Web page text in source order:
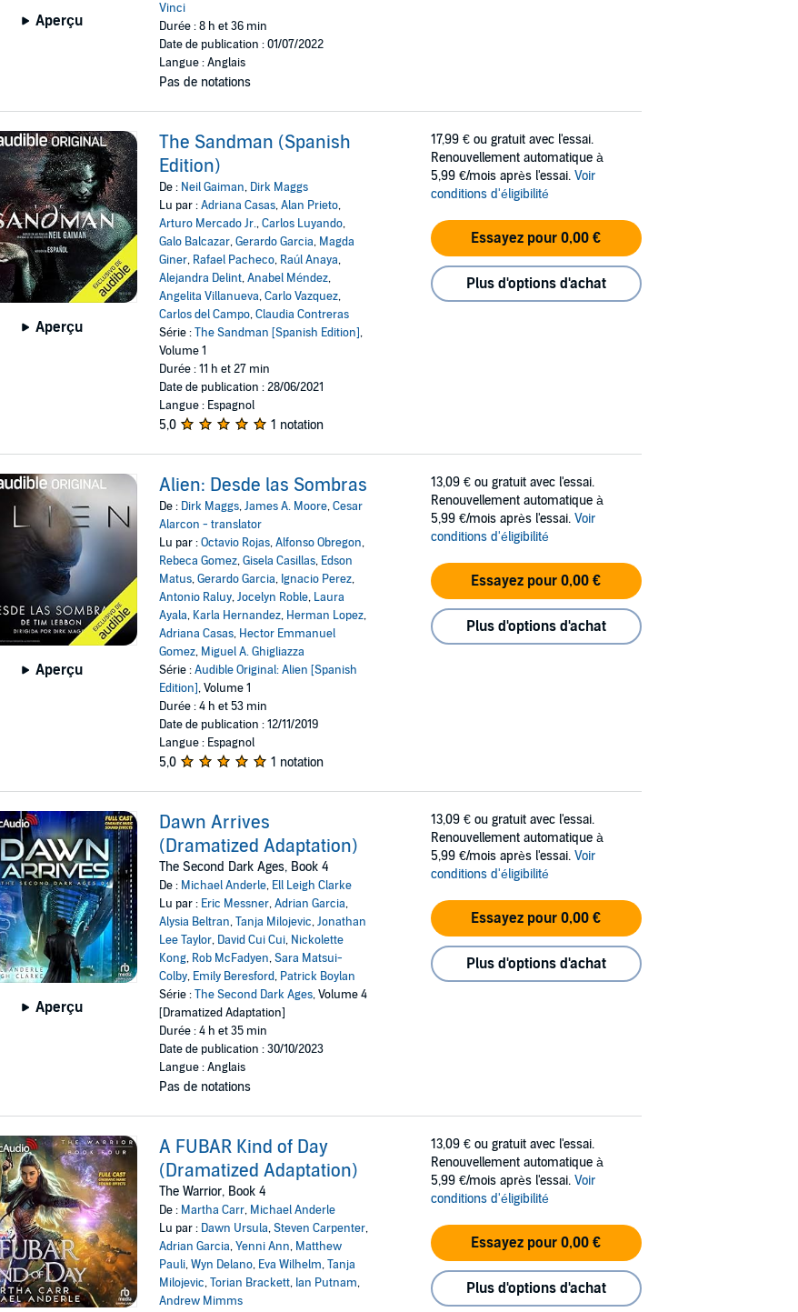
Aperçu
Vinci
Durée : 8 h et 36 min
Date de publication : 01/07/2022
Langue : Anglais
Pas de notations
Aperçu
The Sandman (Spanish
Edition)
De : Neil Gaiman, Dirk Maggs
Lu par :Adriana Casas,Alan Prieto,
Arturo Mercado Jr.,Carlos Luyando,
Galo Balcazar,Gerardo Garcia, Magda
Giner, Rafael Pacheco, Raúl Anaya,
Alejandra Delint,Anabel Méndez,
Angelita Villanueva,Carlo Vazquez,
Carlos del Campo,Claudia Contreras
Série :The Sandman [Spanish Edition],
Volume 1
Durée : 11 h et 27 min
Date de publication : 28/06/2021
Langue : Espagnol
5,0 1 notation
17,99 € ou gratuit avec l'essai.
Renouvellement automatique à
5,99 €/mois après l'essai. Voir
conditions d'éligibilité
Essayez pour 0,00 €
Plus d'options d'achat
Aperçu
Alien: Desde las Sombras
De : Dirk Maggs,James A. Moore,Cesar
Alarcon - translator
Lu par :Octavio Rojas,Alfonso Obregon,
Rebeca Gomez,Gisela Casillas, Edson
Matus,Gerardo Garcia, Ignacio Perez,
Antonio Raluy,Jocelyn Roble, Laura
Ayala, Karla Hernandez, Herman Lopez,
Adriana Casas, Hector Emmanuel
Gomez, Miguel A. Ghigliazza
Série :Audible Original: Alien [Spanish
Edition], Volume 1
Durée : 4 h et 53 min
Date de publication : 12/11/2019
Langue : Espagnol
5,0 1 notation
13,09 € ou gratuit avec l'essai.
Renouvellement automatique à
5,99 €/mois après l'essai. Voir
conditions d'éligibilité
Essayez pour 0,00 €
Plus d'options d'achat
Aperçu
Dawn Arrives
(Dramatized Adaptation)
The Second Dark Ages, Book 4
De : Michael Anderle, Ell Leigh Clarke
Lu par : Eric Messner,Adrian Garcia,
Alysia Beltran,Tanja Milojevic,Jonathan
Lee Taylor, David Cui Cui, Nickolette
Kong, Rob McFadyen,Sara Matsui-
Colby, Emily Beresford, Patrick Boylan
Série :The Second Dark Ages, Volume 4
[Dramatized Adaptation]
Durée : 4 h et 35 min
Date de publication : 30/10/2023
Langue : Anglais
Pas de notations
13,09 € ou gratuit avec l'essai.
Renouvellement automatique à
5,99 €/mois après l'essai. Voir
conditions d'éligibilité
Essayez pour 0,00 €
Plus d'options d'achat
A FUBAR Kind of Day
(Dramatized Adaptation)
The Warrior, Book 4
De : Martha Carr, Michael Anderle
Lu par : Dawn Ursula,Steven Carpenter,
Adrian Garcia,Yenni Ann, Matthew
Pauli,Wyn Delano, Eva Wilhelm,Tanja
Milojevic,Torian Brackett, Ian Putnam,
Andrew Mimms
13,09 € ou gratuit avec l'essai.
Renouvellement automatique à
5,99 €/mois après l'essai. Voir
conditions d'éligibilité
Essayez pour 0,00 €
Plus d'options d'achat